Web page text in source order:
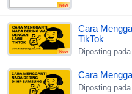
New
New
Cara
TikTok
Diposting
Cara
Diposting